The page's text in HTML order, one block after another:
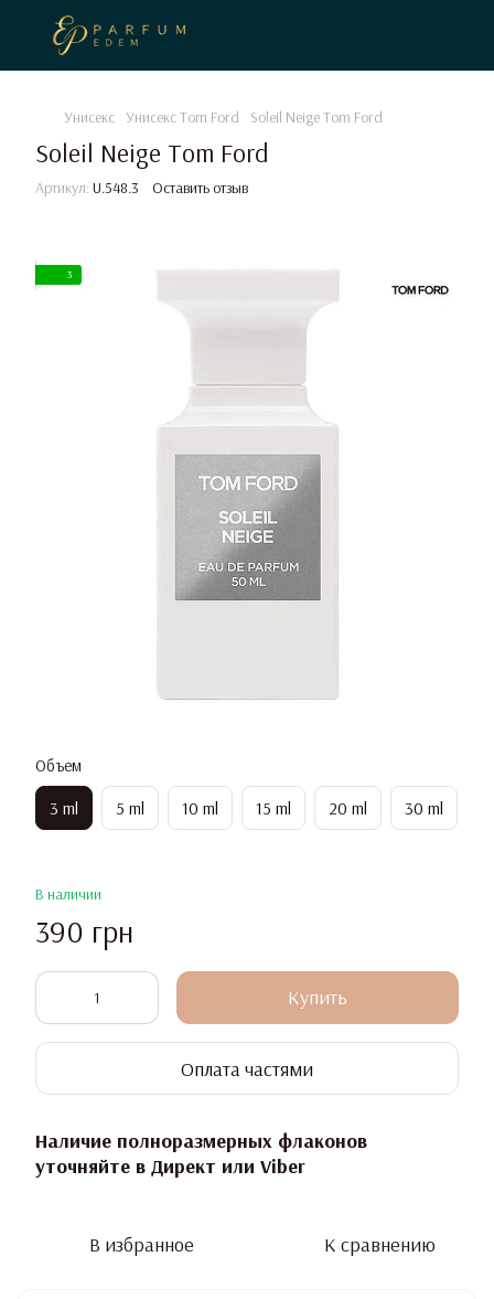
Унисекс Унисекс Tom Ford Soleil Neige Tom Ford
Soleil Neige Tom Ford
Артикул: U.548.3 Оставить отзыв
3
Объем
3 ml 5 ml 10 ml 15 ml 20 ml 30 ml
В наличии
390 грн
Купить
Оплата частями
Наличие полноразмерных флаконов
уточняйте в Директ или Viber
В избранное К сравнению